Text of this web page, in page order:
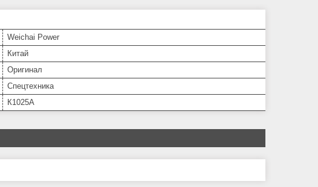
Weichai Power
Китай
Оригинал
Спецтехника
К1025А